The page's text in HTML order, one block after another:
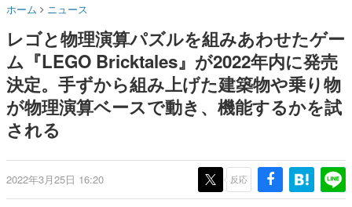
名作ゲームクリエイターの方々に製作時のエピソードをお
きます。
赫本
この物語を解いてはいけない。『赫本』は、〈試験問題〉
の形をした短編ホラー小説集です。
ゲーム世代の作家たち
ゲームに多大な影響を受けた作家さんに取材し、ゲームが
月10日まで
ホーム ニュース
レゴと物理演算パズルを組みあわせたゲー
ム『LEGO Bricktales』が2022年内に発売
決定。手ずから組み上げた建築物や乗り物
が物理演算ベースで動き、機能するかを試
される
2022年3月25日 16:20 反応